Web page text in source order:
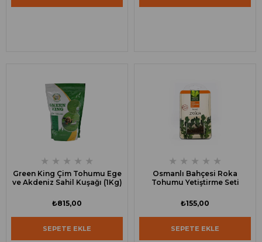
★ ★ ★ ★ ★
Green King Çim Tohumu Ege
ve Akdeniz Sahil Kuşağı (1Kg)
₺815,00
SEPETE EKLE
★ ★ ★ ★ ★
Osmanlı Bahçesi Roka
Tohumu Yetiştirme Seti
₺155,00
SEPETE EKLE